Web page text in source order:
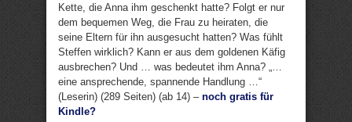
Kette, die Anna ihm geschenkt hatte? Folgt er nur
dem bequemen Weg, die Frau zu heiraten, die
seine Eltern für ihn ausgesucht hatten? Was fühlt
Steffen wirklich? Kann er aus dem goldenen Käfig
ausbrechen? Und … was bedeutet ihm Anna? „…
eine ansprechende, spannende Handlung …“
(Leserin) (289 Seiten) (ab 14) – noch gratis für
Kindle?